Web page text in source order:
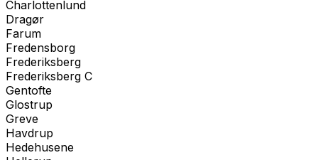
Charlottenlund
Dragør
Farum
Fredensborg
Frederiksberg
Frederiksberg C
Gentofte
Glostrup
Greve
Havdrup
Hedehusene